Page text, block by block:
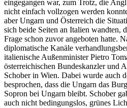
eingegangen war, zum Trotz, die
nicht einfach vollzogen werden
aber Ungarn und Österreich die
sich beide Seiten an Italien wandten,
Frage schon zuvor angeboten hatte.
diplomatische Kanäle
italienische Außenminister Pietro
österreichischen Bundeskanzler und
Schober in Wien. Dabei wurde auch
besprochen, dass die Ungarn das
Sopron bei Ungarn bleibt. Schober
auch nicht bedingungslos, grünes